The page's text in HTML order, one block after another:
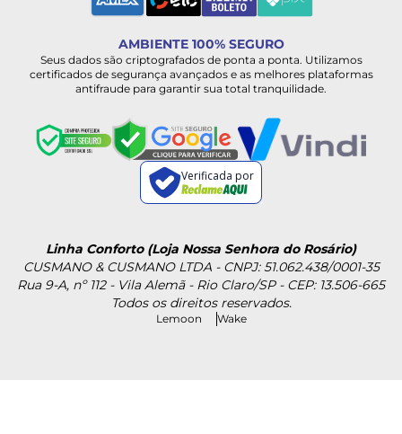
AMBIENTE 100% SEGURO
Seus dados são criptografados de ponta a ponta. Utilizamos
certificados de segurança avançados e as melhores plataformas
antifraude para garantir sua total tranquilidade.
Verificada por
Linha Conforto (Loja Nossa Senhora do Rosário)
CUSMANO & CUSMANO LTDA - CNPJ: 51.062.438/0001-35
Rua 9-A, nº 112 - Vila Alemã - Rio Claro/SP - CEP: 13.506-665
Todos os direitos reservados.
Lemoon Wake